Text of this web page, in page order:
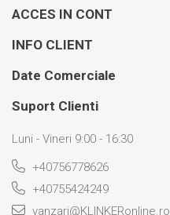
ACCES IN CONT
INFO CLIENT
Date Comerciale
Suport Clienti
Luni - Vineri 9:00 - 16:30
+40756778626
+40755424249
vanzari@KLINKERonline.ro